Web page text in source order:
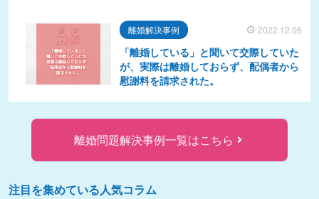
離婚解決事例 2022.12.06
「離婚している」と聞いて交際していた
が、実際は離婚しておらず、配偶者から
慰謝料を請求された。
離婚問題解決事例一覧はこちら
注目を集めている人気コラム